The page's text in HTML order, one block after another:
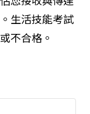
生活技能考試
不合格。